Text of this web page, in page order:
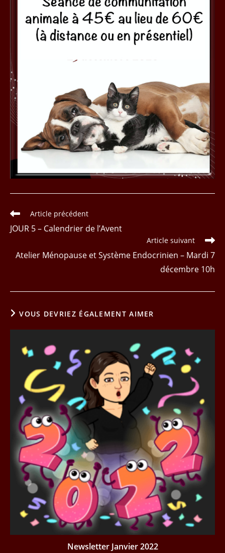
Read
articles
Article précédent
JOUR 5 – Calendrier de l’Avent
Article suivant
Atelier Ménopause et Système Endocrinien – Mardi 7
décembre 10h
VOUS DEVRIEZ ÉGALEMENT AIMER
Newsletter Janvier 2022